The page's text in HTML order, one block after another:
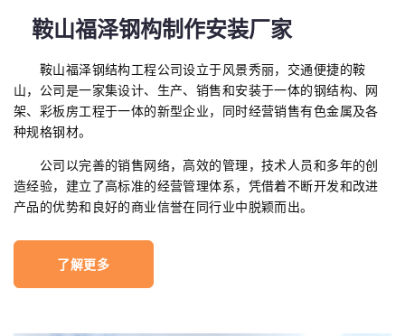
鞍山福泽钢构制作安装厂家
鞍山福泽钢结构工程公司设立于风景秀丽，交通便捷的鞍
山，公司是一家集设计、生产、销售和安装于一体的钢结构、网
架、彩板房工程于一体的新型企业，同时经营销售有色金属及各
种规格钢材。
公司以完善的销售网络，高效的管理，技术人员和多年的创
造经验，建立了高标准的经营管理体系，凭借着不断开发和改进
产品的优势和良好的商业信誉在同行业中脱颖而出。
了解更多